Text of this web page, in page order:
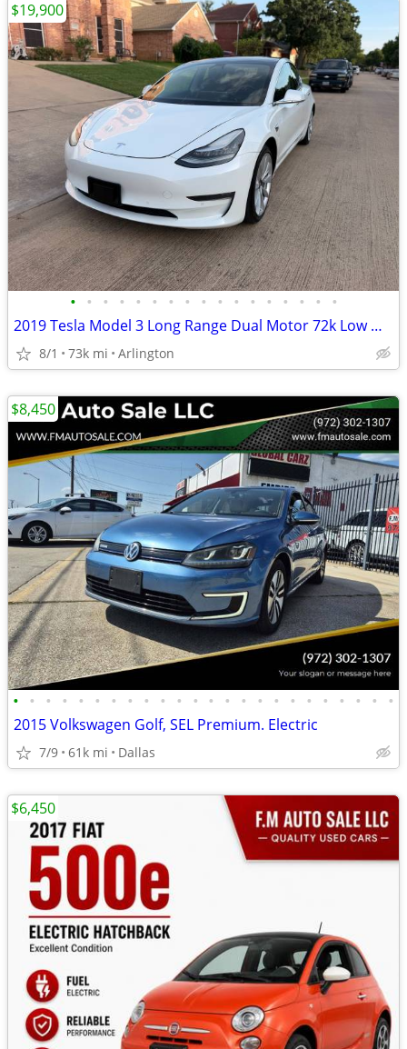
• • • • • • • • • • • • • • • • •
2019 Tesla Model 3 Long Range Dual Motor 72k Low Miles Excellent Condition
8/1 73k mi Arlington
$19,900
• • • • • • • • • • • • • • • • • • • • • • • •
2015 Volkswagen Golf, SEL Premium. Electric
7/9 61k mi Dallas
$8,450
$6,450